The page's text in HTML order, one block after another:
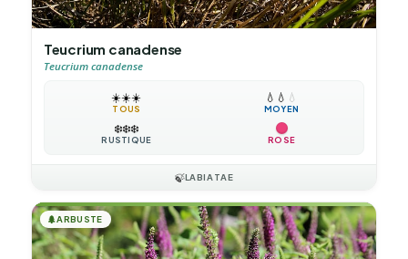
Teucrium canadense
Teucrium canadense
☀️☀️☀️
TOUS
💧 💧 💧
MOYEN
❄️❄️❄️
RUSTIQUE ROSE
🍃LABIATAE
🌲ARBUSTE